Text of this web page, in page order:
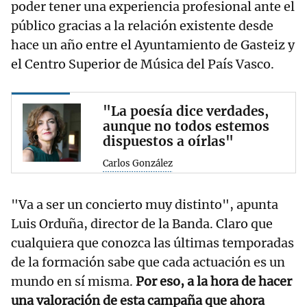
poder tener una experiencia profesional ante el
público gracias a la relación existente desde
hace un año entre el Ayuntamiento de Gasteiz y
el Centro Superior de Música del País Vasco.
"La poesía dice verdades,
aunque no todos estemos
dispuestos a oírlas"
Carlos González
"Va a ser un concierto muy distinto", apunta
Luis Orduña, director de la Banda. Claro que
cualquiera que conozca las últimas temporadas
de la formación sabe que cada actuación es un
mundo en sí misma. Por eso, a la hora de hacer
una valoración de esta campaña que ahora